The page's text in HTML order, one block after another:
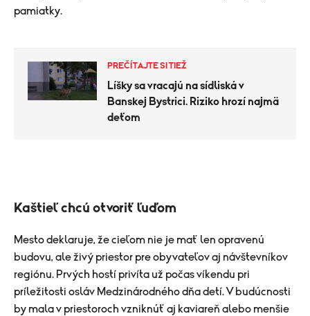
pamiatky.
PREČÍTAJTE SI TIEŽ
Líšky sa vracajú na sídliská v
Banskej Bystrici. Riziko hrozí najmä
deťom
Kaštieľ chcú otvoriť ľuďom
Mesto deklaruje, že cieľom nie je mať len opravenú
budovu, ale živý priestor pre obyvateľov aj návštevníkov
regiónu. Prvých hostí privíta už počas víkendu pri
príležitosti osláv Medzinárodného dňa detí. V budúcnosti
by mala v priestoroch vzniknúť aj kaviareň alebo menšie